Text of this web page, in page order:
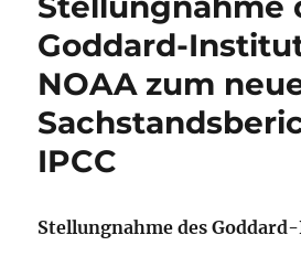
Goddard-
NOAA zum
IPCC
Stellungnahme des